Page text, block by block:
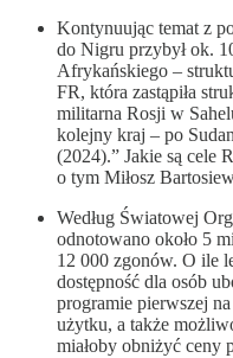
Kontynuując temat z
do Nigru przybył ok.
Afrykańskiego –
FR, która zastąpiła
militarna Rosji w
kolejny kraj – po
(2024).” Jakie są cele
o tym Miłosz
Według Światowej
odnotowano około 5
12 000 zgonów. O ile
dostępność dla osób
programie pierwszej
użytku, a także
miałoby obniżyć ceny